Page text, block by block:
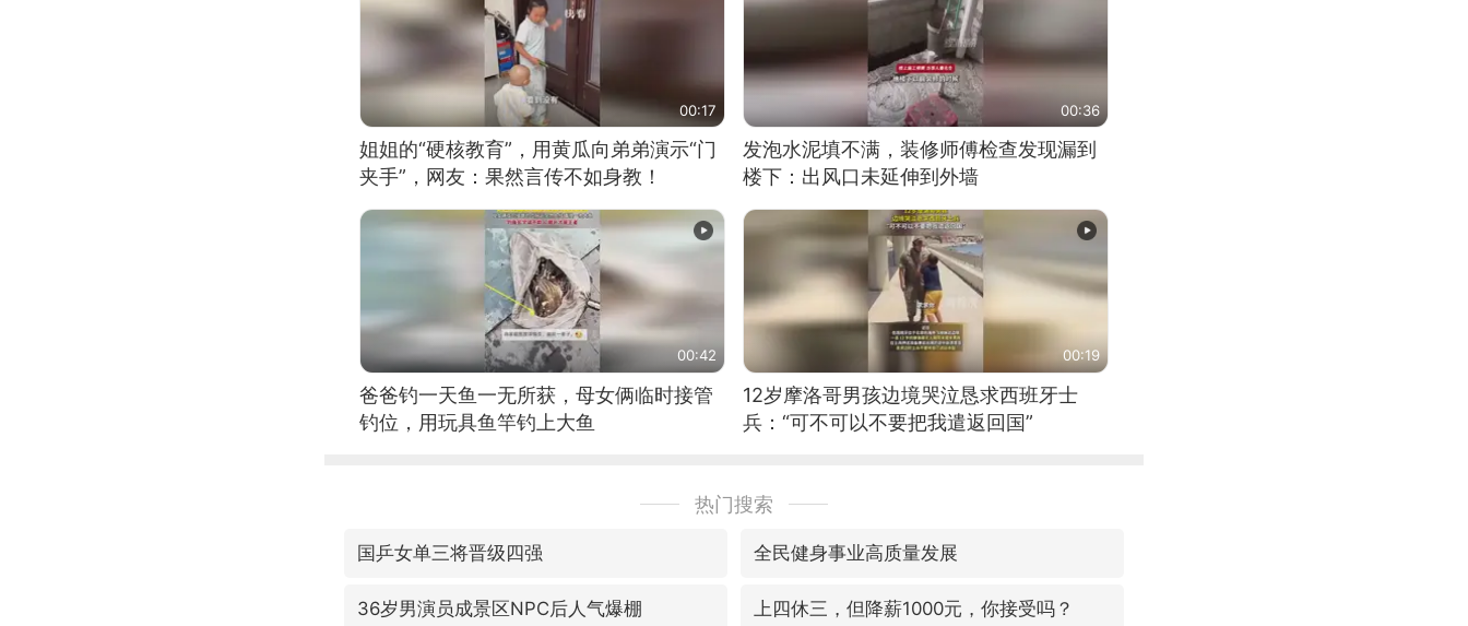
00:17
姐姐的“硬核教育”，用黄瓜向弟弟演示“门
夹手”，网友：果然言传不如身教！
00:36
发泡水泥填不满，装修师傅检查发现漏到
楼下：出风口未延伸到外墙
00:42
爸爸钓一天鱼一无所获，母女俩临时接管
钓位，用玩具鱼竿钓上大鱼
00:19
12岁摩洛哥男孩边境哭泣恳求西班牙士
兵：“可不可以不要把我遣返回国”
热门搜索
国乒女单三将晋级四强 全民健身事业高质量发展
36岁男演员成景区NPC后人气爆棚 上四休三，但降薪1000元，你接受吗？